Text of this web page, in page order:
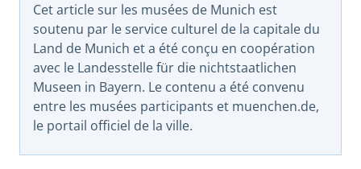
Cet article sur les musées de Munich est
soutenu par le service culturel de la capitale du
Land de Munich et a été conçu en coopération
avec le Landesstelle für die nichtstaatlichen
Museen in Bayern. Le contenu a été convenu
entre les musées participants et muenchen.de,
le portail officiel de la ville.